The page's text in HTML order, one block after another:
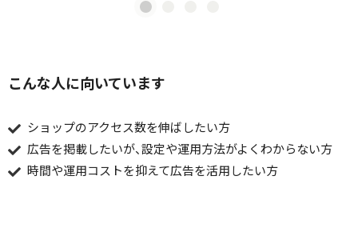
こんな人に向いています
ショップのアクセス数を伸ばしたい方
広告を掲載したいが、設定や運用方法がよくわからない方
時間や運用コストを抑えて広告を活用したい方